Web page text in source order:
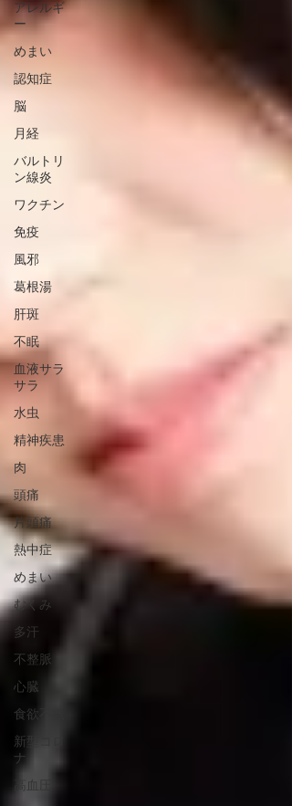
アレルギ
ー
めまい
認知症
脳
月経
バルトリ
ン線炎
ワクチン
免疫
風邪
葛根湯
肝斑
不眠
血液サラ
サラ
水虫
精神疾患
肉
頭痛
片頭痛
熱中症
めまい
むくみ
多汗
不整脈
心臓
食欲不振
新型コロ
ナ
高血圧